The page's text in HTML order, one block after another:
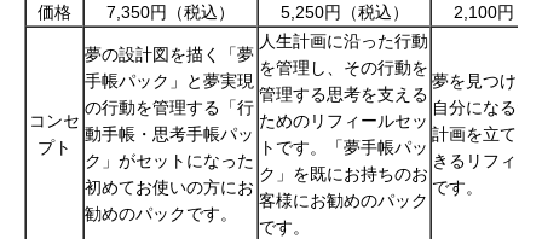
価格 7,350円（税込） 5,250円（税込） 2,100円（
コンセ
プト
夢の設計図を描く「夢
手帳パック」と夢実現
の行動を管理する「行
動手帳・思考手帳パッ
ク」がセットになった
初めてお使いの方にお
勧めのパックです。
人生計画に沿った行動
を管理し、その行動を
管理する思考を支える
ためのリフィールセッ
トです。「夢手帳パッ
ク」を既にお持ちのお
客様にお勧めのパック
です。
夢を見つけ、
自分になるた
計画を立てる
きるリフィー
です。